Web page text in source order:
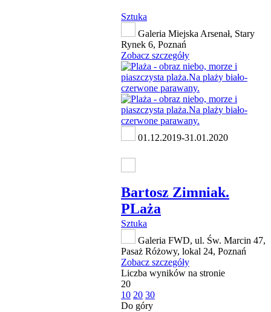
Sztuka
Galeria Miejska Arsenał, Stary
Rynek 6, Poznań
Zobacz szczegóły
01.12.2019-31.01.2020
Bartosz Zimniak.
PLaża
Sztuka
Galeria FWD, ul. Św. Marcin 47,
Pasaż Różowy, lokal 24, Poznań
Zobacz szczegóły
Liczba wyników na stronie
20
10 20 30
Do góry